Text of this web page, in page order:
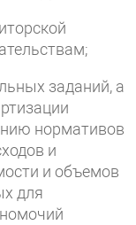
заданий, а
нормативов
и
и объемов
для